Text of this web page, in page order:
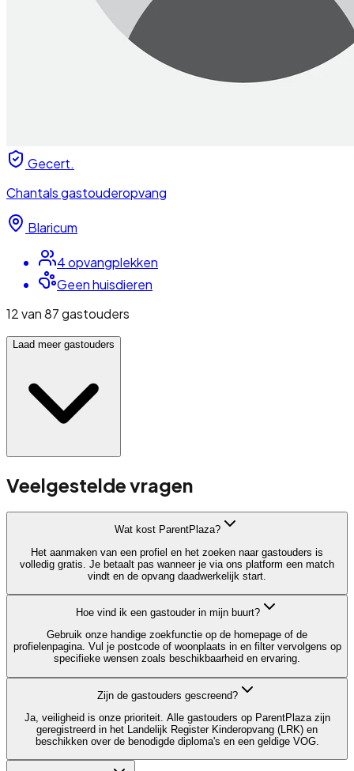
Gecert.
Chantals gastouderopvang
Blaricum
4opvangplekken
Geen huisdieren
12van87gastouders
Laad meer gastouders
Veelgestelde vragen
Wat kost ParentPlaza?
Het aanmaken van een profiel en het zoeken naar gastouders is
volledig gratis. Je betaalt pas wanneer je via ons platform een match
vindt en de opvang daadwerkelijk start.
Hoe vind ik een gastouder in mijn buurt?
Gebruik onze handige zoekfunctie op de homepage of de
profielenpagina. Vul je postcode of woonplaats in en filter vervolgens op
specifieke wensen zoals beschikbaarheid en ervaring.
Zijn de gastouders gescreend?
Ja, veiligheid is onze prioriteit. Alle gastouders op ParentPlaza zijn
geregistreerd in het Landelijk Register Kinderopvang (LRK) en
beschikken over de benodigde diploma's en een geldige VOG.